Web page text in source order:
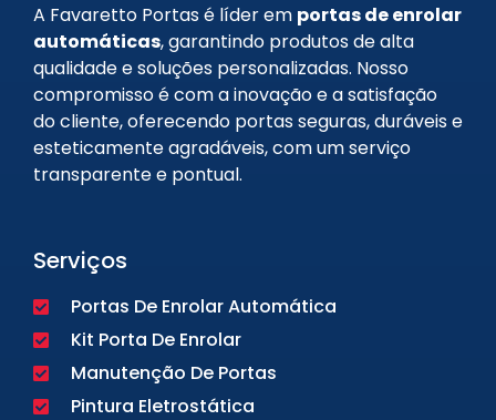
A Favaretto Portas é líder em portas de enrolar
automáticas, garantindo produtos de alta
qualidade e soluções personalizadas. Nosso
compromisso é com a inovação e a satisfação
do cliente, oferecendo portas seguras, duráveis e
esteticamente agradáveis, com um serviço
transparente e pontual.
Serviços
Portas De Enrolar Automática
Kit Porta De Enrolar
Manutenção De Portas
Pintura Eletrostática